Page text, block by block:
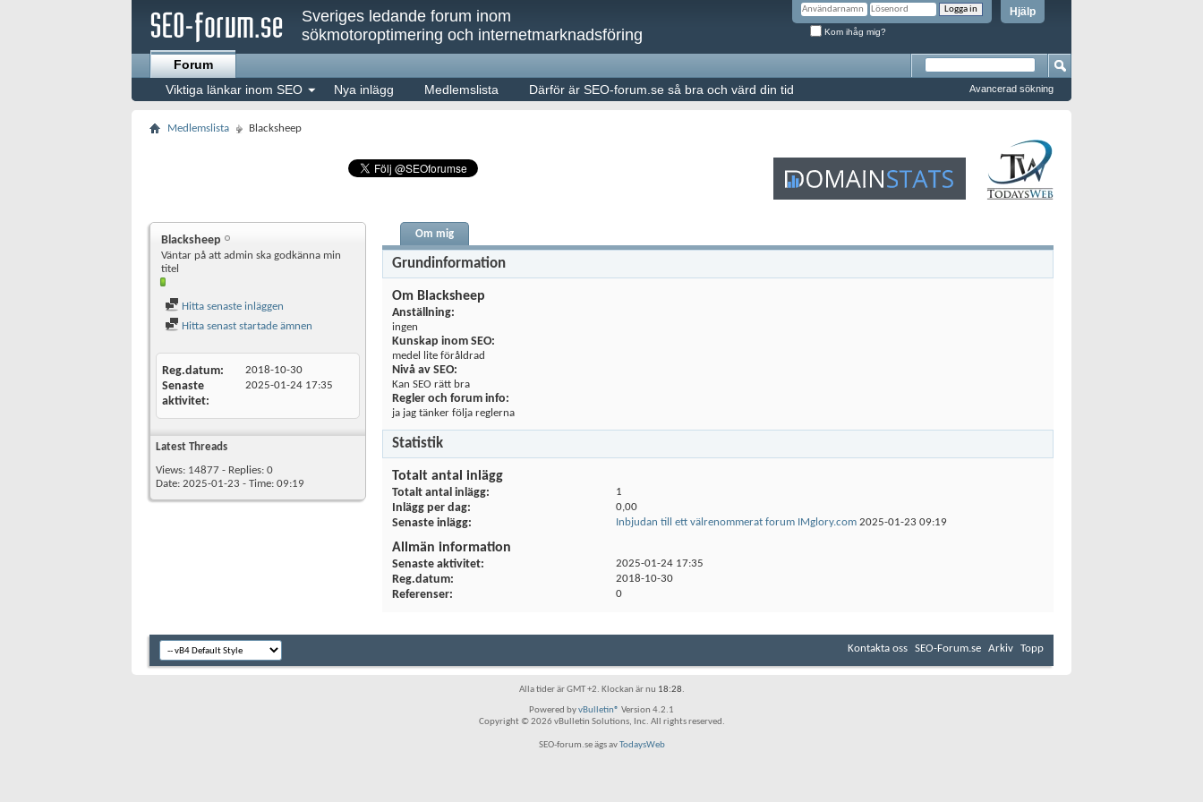
Hjälp
Kom ihåg mig?
Sveriges ledande forum inom
sökmotoroptimering och internetmarknadsföring
Forum
Viktiga länkar inom SEO
Nya inlägg Medlemslista Därför är SEO-forum.se så bra och värd din tid Avancerad sökning
Medlemslista Blacksheep
Blacksheep
Väntar på att admin ska godkänna min
titel
Hitta senaste inläggen
Hitta senast startade ämnen
Reg.datum 2018-10-30
Senaste
aktivitet
2025-01-24 17:35
Latest Threads
Views: 14877 - Replies: 0
Date: 2025-01-23 - Time: 09:19
Om mig
Grundinformation
Om Blacksheep
Anställning:
ingen
Kunskap inom SEO:
medel lite föråldrad
Nivå av SEO:
Kan SEO rätt bra
Regler och forum info:
ja jag tänker följa reglerna
Statistik
Totalt antal inlägg
Totalt antal inlägg 1
Inlägg per dag 0,00
Senaste inlägg Inbjudan till ett välrenommerat forum IMglory.com 2025-01-23 09:19
Allmän information
Senaste aktivitet 2025-01-24 17:35
Reg.datum 2018-10-30
Referenser 0
Kontakta oss SEO-Forum.se Arkiv Topp
Alla tider är GMT +2. Klockan är nu 18:28.
Powered byvBulletin® Version 4.2.1
Copyright © 2026 vBulletin Solutions, Inc. All rights reserved.
SEO-forum.se ägs avTodaysWeb